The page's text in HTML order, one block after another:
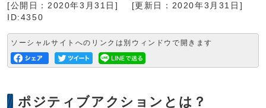
[公開日：2020年3月31日]
[更新日：2020年3月31日]
ID:4350
ソーシャルサイトへのリンクは別ウィンドウで開きます
ポジティブアクションとは？